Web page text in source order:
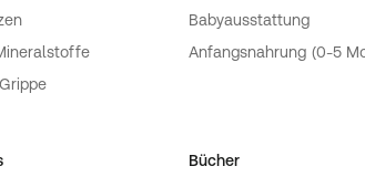
Babyausstattung
Anfangsnahrung (0-5
Bücher